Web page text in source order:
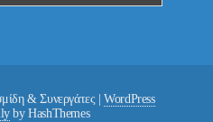
& Συνεργάτες |WordPress
by HashThemes